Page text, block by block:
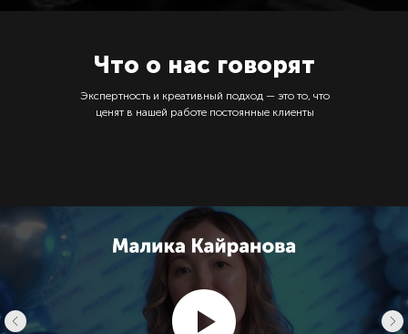
Что о нас говорят
Экспертность и креативный подход — это то, что
ценят в нашей работе постоянные клиенты